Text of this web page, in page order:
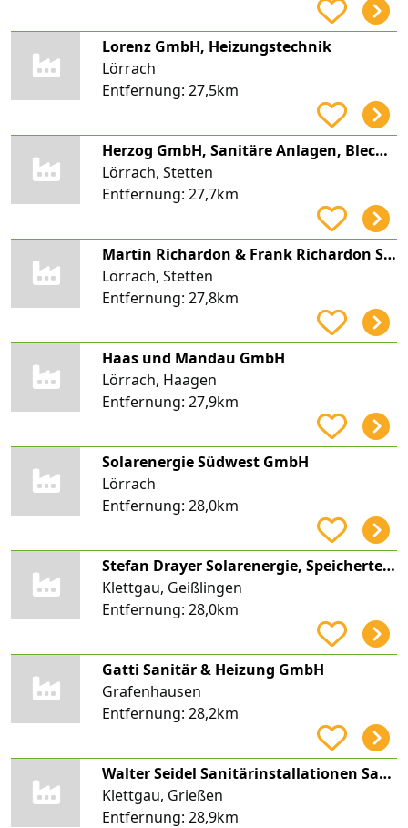
Lorenz GmbH, Heizungstechnik
Lörrach
Entfernung: 27,5km
Herzog GmbH, Sanitäre Anlagen, Blechnerei
Lörrach, Stetten
Entfernung: 27,7km
Martin Richardon & Frank Richardon Sanitärinstallation & Blechnerei
Lörrach, Stetten
Entfernung: 27,8km
Haas und Mandau GmbH
Lörrach, Haagen
Entfernung: 27,9km
Solarenergie Südwest GmbH
Lörrach
Entfernung: 28,0km
Stefan Drayer Solarenergie, Speichertechnik
Klettgau, Geißlingen
Entfernung: 28,0km
Gatti Sanitär & Heizung GmbH
Grafenhausen
Entfernung: 28,2km
Walter Seidel Sanitärinstallationen Saniver
Klettgau, Grießen
Entfernung: 28,9km